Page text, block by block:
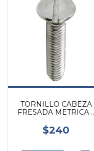
TORNILLO CABEZA
FRESADA METRICA 5
$240